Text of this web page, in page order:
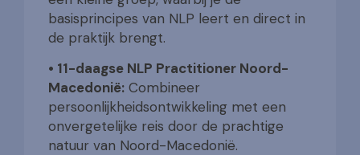
basisprincipes van NLP leert en direct in
de praktijk brengt.
• 11-daagse NLP Practitioner Noord-
Macedonië: Combineer
persoonlijkheidsontwikkeling met een
onvergetelijke reis door de prachtige
natuur van Noord-Macedonië.